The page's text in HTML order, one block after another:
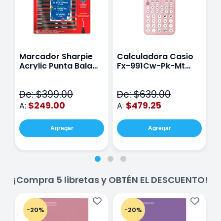
Marcador Sharpie
Acrylic Punta Bala
De: $399.00
A: $249.00
Agregar
Calculadora Casio
Fx-991Cw-Pk-Mt
De: $639.00
A: $479.25
Agregar
¡Compra 5 libretas y OBTÉN EL DESCUENTO!
-20% -20%